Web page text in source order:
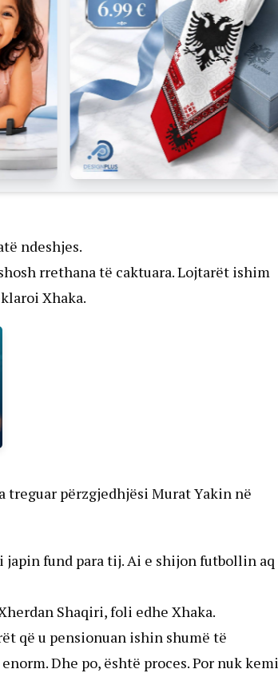
ndeshjes.
rrethana të caktuara. Lojtarët ishim
Xhaka.
treguar përzgjedhjësi Murat Yakin në
japin fund para tij. Ai e shijon futbollin aq
Shaqiri, foli edhe Xhaka.
që u pensionuan ishin shumë të
Dhe po, është proces. Por nuk kemi